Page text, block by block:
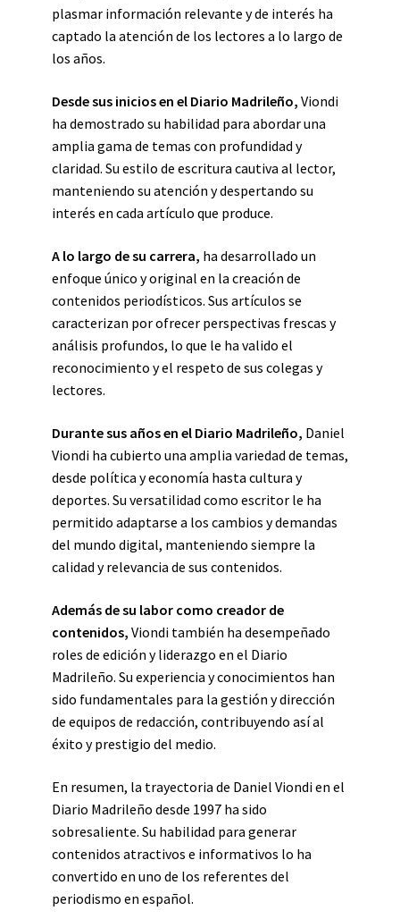
plasmar información relevante y de interés ha
captado la atención de los lectores a lo largo de
los años.
Desde sus inicios en el Diario Madrileño, Viondi
ha demostrado su habilidad para abordar una
amplia gama de temas con profundidad y
claridad. Su estilo de escritura cautiva al lector,
manteniendo su atención y despertando su
interés en cada artículo que produce.
A lo largo de su carrera, ha desarrollado un
enfoque único y original en la creación de
contenidos periodísticos. Sus artículos se
caracterizan por ofrecer perspectivas frescas y
análisis profundos, lo que le ha valido el
reconocimiento y el respeto de sus colegas y
lectores.
Durante sus años en el Diario Madrileño, Daniel
Viondi ha cubierto una amplia variedad de temas,
desde política y economía hasta cultura y
deportes. Su versatilidad como escritor le ha
permitido adaptarse a los cambios y demandas
del mundo digital, manteniendo siempre la
calidad y relevancia de sus contenidos.
Además de su labor como creador de
contenidos, Viondi también ha desempeñado
roles de edición y liderazgo en el Diario
Madrileño. Su experiencia y conocimientos han
sido fundamentales para la gestión y dirección
de equipos de redacción, contribuyendo así al
éxito y prestigio del medio.
En resumen, la trayectoria de Daniel Viondi en el
Diario Madrileño desde 1997 ha sido
sobresaliente. Su habilidad para generar
contenidos atractivos e informativos lo ha
convertido en uno de los referentes del
periodismo en español.